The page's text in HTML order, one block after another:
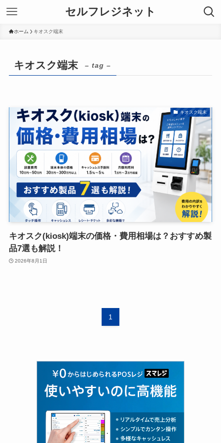
セルフレジネット
ホーム キオスク端末
キオスク端末 – tag –
キオスク端末
キオスク(kiosk)端末の価格・費用相場は？おすすめ製
品7選も解説！
2026年8月1日
1